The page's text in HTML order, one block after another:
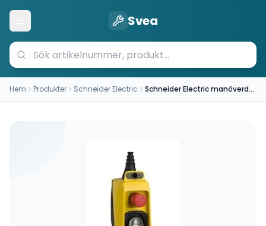
Öppna meny Svea
Hem Produkter Schneider Electric Schneider Electric manöverdon XACD22P2121